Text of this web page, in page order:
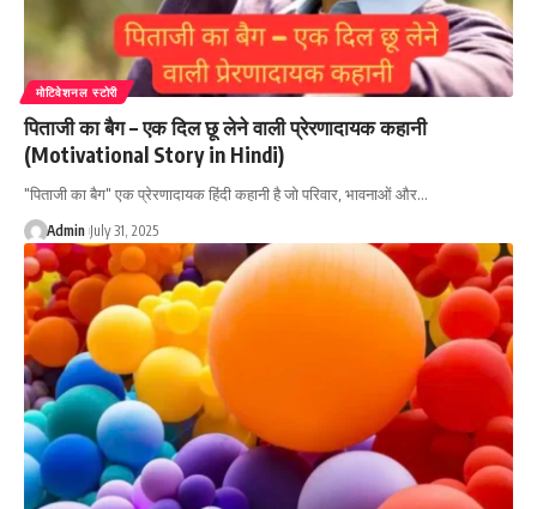
मोटिवेशनल स्टोरी
पिताजी का बैग – एक दिल छू लेने वाली प्रेरणादायक कहानी
(Motivational Story in Hindi)
"पिताजी का बैग" एक प्रेरणादायक हिंदी कहानी है जो परिवार, भावनाओं और…
Admin July 31, 2025